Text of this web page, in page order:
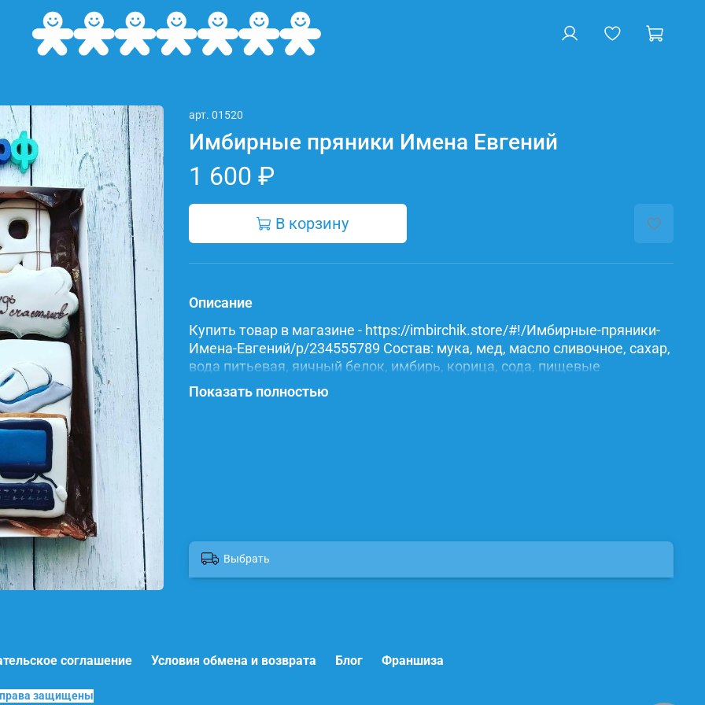
арт. 01520
Имбирные пряники Имена Евгений
1 600 ₽
В корзину
Описание
Купить товар в магазине - https://imbirchik.store/#!/Имбирные-пряники-
Имена-Евгений/p/234555789 Состав: мука, мед, масло сливочное, сахар,
вода питьевая, яичный белок, имбирь, корица, сода, пищевые
красители.
Показать полностью
Выбрать
соглашение Условия обмена и возврата Блог Франшиза
права защищены